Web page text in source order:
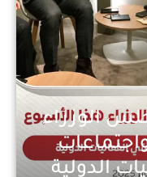
الوزراء
الدولية